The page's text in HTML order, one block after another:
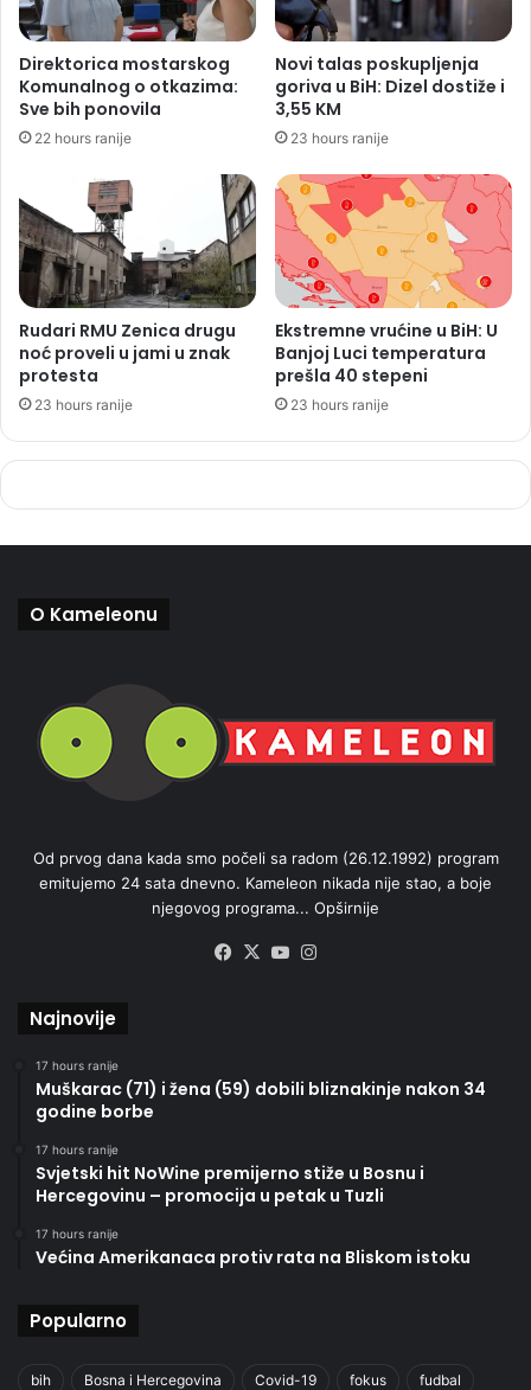
Direktorica mostarskog
Komunalnog o otkazima:
Sve bih ponovila
22 hours ranije
Novi talas poskupljenja
goriva u BiH: Dizel dostiže i
3,55 KM
23 hours ranije
Rudari RMU Zenica drugu
noć proveli u jami u znak
protesta
23 hours ranije
Ekstremne vrućine u BiH: U
Banjoj Luci temperatura
prešla 40 stepeni
23 hours ranije
O Kameleonu
Od prvog dana kada smo počeli sa radom (26.12.1992) program
emitujemo 24 sata dnevno. Kameleon nikada nije stao, a boje
njegovog programa... Opširnije
Facebook
X YouTube
Najnovije
17 hours ranije
Muškarac (71) i žena (59) dobili bliznakinje nakon 34
godine borbe
17 hours ranije
Svjetski hit NoWine premijerno stiže u Bosnu i
Hercegovinu – promocija u petak u Tuzli
17 hours ranije
Većina Amerikanaca protiv rata na Bliskom istoku
Popularno
bih Bosna i Hercegovina Covid-19 fokus fudbal